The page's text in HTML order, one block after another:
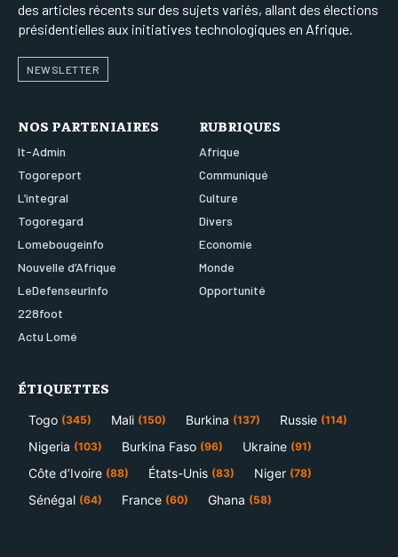
des articles récents sur des sujets variés, allant des élections
présidentielles aux initiatives technologiques en Afrique.
NEWSLETTER
NOS PARTENIAIRES
It-Admin
Togoreport
L’integral
Togoregard
Lomebougeinfo
Nouvelle d’Afrique
LeDefenseurInfo
228foot
Actu Lomé
RUBRIQUES
Afrique
Communiqué
Culture
Divers
Economie
Monde
Opportunité
ÉTIQUETTES
Togo (345) Mali (150) Burkina (137) Russie (114)
Nigeria (103) Burkina Faso (96) Ukraine (91)
Côte d’Ivoire (88) États-Unis (83) Niger (78)
Sénégal (64) France (60) Ghana (58)